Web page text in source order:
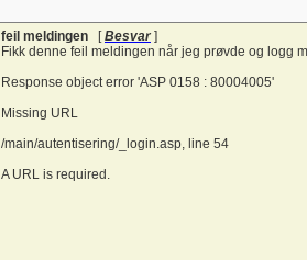
Lik i ulike browsere
checkBoxList
ASP.net kontaktskjema
Hvordan bruke session sammen med listeboks
Hyperlink-vise informasjon uten nytt vindu
Vise kun de 10 siste poster
tekst sjekk
Liste ut poster i asp
spørsmål om litt hjelp til denne siden
Trenger en tilbakemelding på denne forsiden
feil meldingen [Besvar]
Fikk denne feil meldingen når jeg prøvde og logg
Response object error 'ASP 0158 : 80004005'
Missing URL
/main/autentisering/_login.asp, line 54
A URL is required.